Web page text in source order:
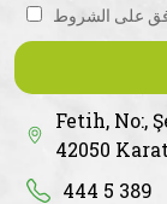
Fetih, No:,
42050
444 5 389